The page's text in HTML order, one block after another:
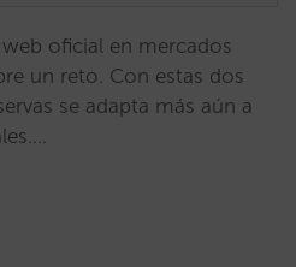
oficial en mercados
un reto. Con estas dos
se adapta más aún a